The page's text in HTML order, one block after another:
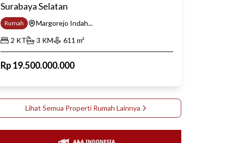
Surabaya Selatan
Rumah
Margorejo Indah...
2 KT 3 KM 611 m²
Rp19.500.000.000
Lihat Semua Properti Rumah Lainnya